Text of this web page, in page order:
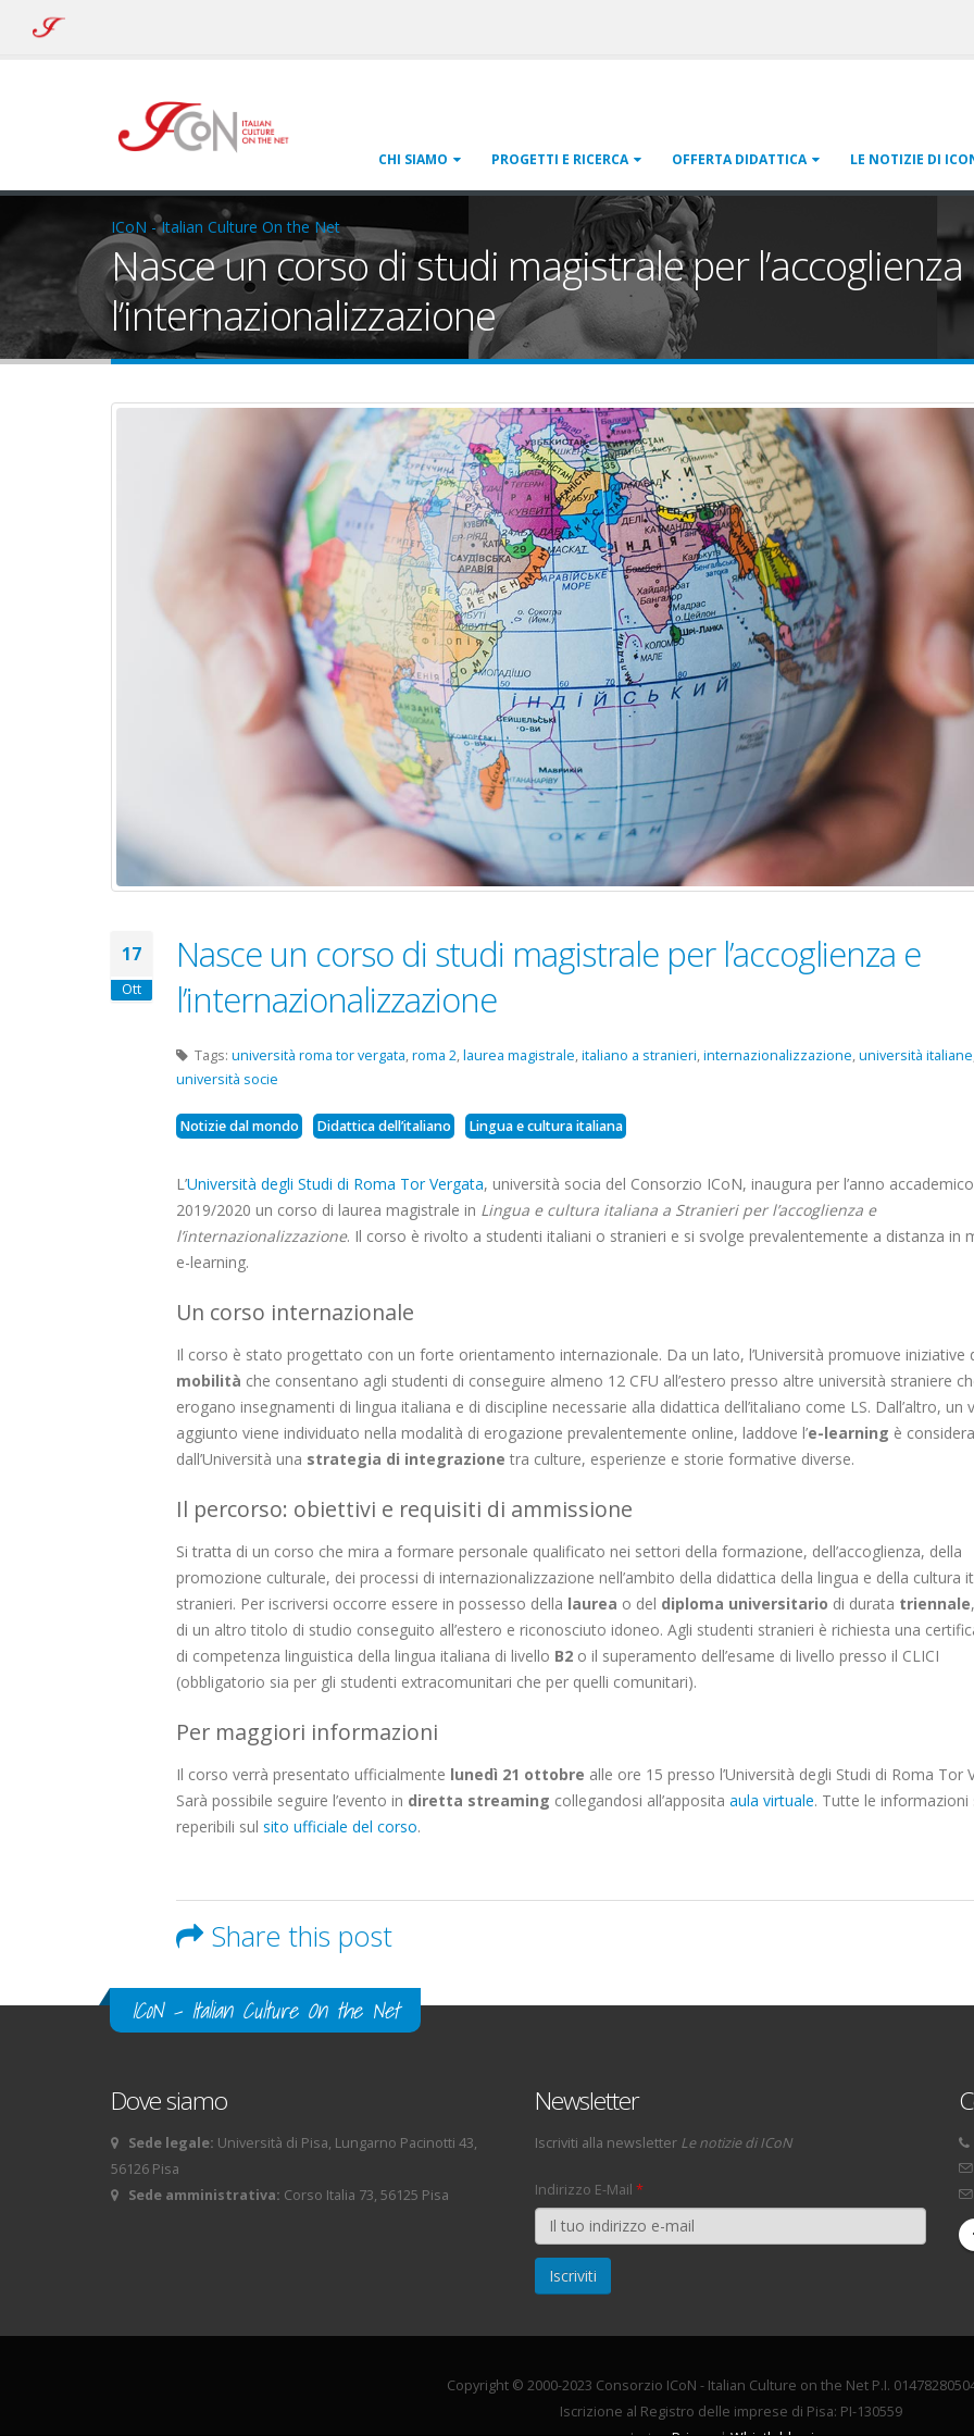
ICoN
CHI SIAMO PROGETTI E RICERCA OFFERTA DIDATTICA LE NOTIZIE DI
ICoN - Italian Culture On the Net
Nasce un corso di studi magistrale per l’accoglienza
l’internazionalizzazione
corso-internazionalizzazione-roma-3.jpg
17
Ott
Nasce un corso di studi magistrale per l’accoglienza e
l’internazionalizzazione
Tags: università roma tor vergata,roma 2,laurea magistrale,italiano a stranieri,internazionalizzazione,università italiane
università socie
Notizie dal mondo Didattica dell’italiano Lingua e cultura italiana
L’Università degli Studi di Roma Tor Vergata, università socia del Consorzio ICoN, inaugura per l’anno accademico
2019/2020 un corso di laurea magistrale in Lingua e cultura italiana a Stranieri per l’accoglienza e
l’internazionalizzazione. Il corso è rivolto a studenti italiani o stranieri e si svolge prevalentemente a distanza in
e-learning.
Un corso internazionale
Il corso è stato progettato con un forte orientamento internazionale. Da un lato, l’Università promuove iniziative
mobilità che consentano agli studenti di conseguire almeno 12 CFU all’estero presso altre università straniere
erogano insegnamenti di lingua italiana e di discipline necessarie alla didattica dell’italiano come LS. Dall’altro, un
aggiunto viene individuato nella modalità di erogazione prevalentemente online, laddove l’e-learning è
dall’Università una strategia di integrazione tra culture, esperienze e storie formative diverse.
Il percorso: obiettivi e requisiti di ammissione
Si tratta di un corso che mira a formare personale qualificato nei settori della formazione, dell’accoglienza, della
promozione culturale, dei processi di internazionalizzazione nell’ambito della didattica della lingua e della cultura
stranieri. Per iscriversi occorre essere in possesso della laurea o del diploma universitario di durata triennale
di un altro titolo di studio conseguito all’estero e riconosciuto idoneo. Agli studenti stranieri è richiesta una
di competenza linguistica della lingua italiana di livello B2 o il superamento dell’esame di livello presso il CLICI
(obbligatorio sia per gli studenti extracomunitari che per quelli comunitari).
Per maggiori informazioni
Il corso verrà presentato ufficialmente lunedì 21 ottobre alle ore 15 presso l’Università degli Studi di Roma Tor
Sarà possibile seguire l’evento in diretta streaming collegandosi all’apposita aula virtuale. Tutte le informazioni
reperibili sul sito ufficiale del corso.
Share this post
ICoN - Italian Culture On the Net
Dove siamo
Sede legale: Università di Pisa, Lungarno Pacinotti 43,
56126 Pisa
Sede amministrativa: Corso Italia 73, 56125 Pisa
Newsletter
Iscriviti alla newsletter Le notizie di ICoN
Indirizzo E-Mail *
Copyright © 2000-2023 Consorzio ICoN - Italian Culture on the Net P.I.
Iscrizione al Registro delle imprese di Pisa: PI-130559